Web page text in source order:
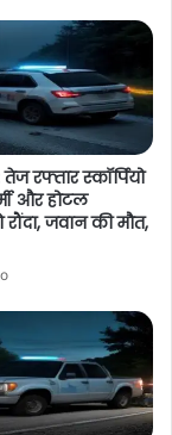
रफ्तार स्कॉर्पियो
और होटल
जवान की मौत,